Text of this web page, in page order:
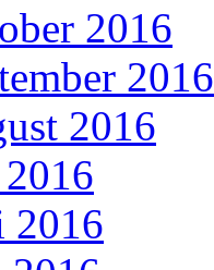
2016
2016
2016
2016